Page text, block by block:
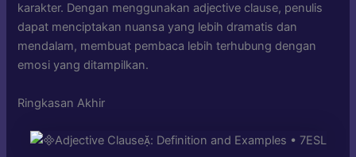
karakter. Dengan menggunakan adjective clause, penulis
dapat menciptakan nuansa yang lebih dramatis dan
mendalam, membuat pembaca lebih terhubung dengan
emosi yang ditampilkan.
Ringkasan Akhir